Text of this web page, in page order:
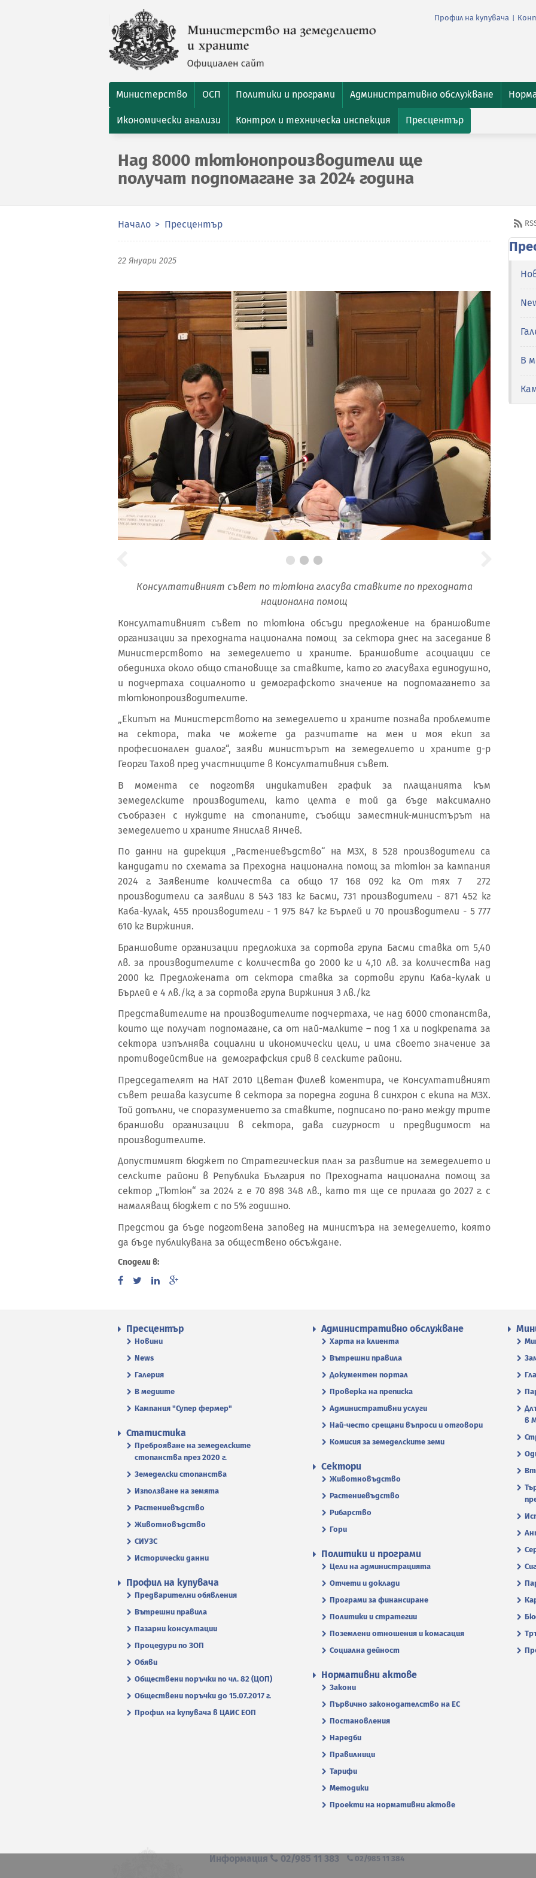
Профил на купувача
Министерство ОСП Политики и програми Административно обслужване
Икономически анализи Контрол и техническа инспекция Пресцентър
Над 8000 тютюнопроизводители ще
получат подпомагане за 2024 година
Начало Пресцентър
22 Януари 2025
Консултативният съвет по тютюна гласува ставките по преходната
национална помощ
Консултативният съвет по тютюна обсъди предложение на браншовите
организации за преходната национална помощ за сектора днес на заседание в
Министерството на земеделието и храните. Браншовите асоциации се
обединиха около общо становище за ставките, като го гласуваха единодушно,
и подчертаха социалното и демографското значение на подпомагането за
тютюнопроизводителите.
„Екипът на Министерството на земеделието и храните познава проблемите
на сектора, така че можете да разчитате на мен и моя екип за
професионален диалог“, заяви министърът на земеделието и храните д-р
Георги Тахов пред участниците в Консултативния съвет.
В момента се подготвя индикативен график за плащанията към
земеделските производители, като целта е той да бъде максимално
съобразен с нуждите на стопаните, съобщи заместник-министърът на
земеделието и храните Янислав Янчев.
По данни на дирекция „Растениевъдство“ на МЗХ, 8 528 производители са
кандидати по схемата за Преходна национална помощ за тютюн за кампания
2024 г. Заявените количества са общо 17 168 092 кг. От тях 7 272
производители са заявили 8 543 183 кг Басми, 731 производители - 871 452 кг
Каба-кулак, 455 производители - 1 975 847 кг Бърлей и 70 производители - 5 777
610 кг Виржиния.
Браншовите организации предложиха за сортова група Басми ставка от 5,40
лв. за производителите с количества до 2000 кг и 4,10 лв. за количества над
2000 кг. Предложената от сектора ставка за сортови групи Каба-кулак и
Бърлей е 4 лв./кг, а за сортова група Виржиния 3 лв./кг.
Представителите на производителите подчертаха, че над 6000 стопанства,
които ще получат подпомагане, са от най-малките – под 1 ха и подкрепата за
сектора изпълнява социални и икономически цели, и има своето значение за
противодействие на демографския срив в селските райони.
Председателят на НАТ 2010 Цветан Филев коментира, че Консултативният
съвет решава казусите в сектора за поредна година в синхрон с екипа на МЗХ.
Той допълни, че споразумението за ставките, подписано по-рано между трите
браншови организации в сектора, дава сигурност и предвидимост на
производителите.
Допустимият бюджет по Стратегическия план за развитие на земеделието и
селските райони в Република България по Преходната национална помощ за
сектор „Тютюн“ за 2024 г. е 70 898 348 лв., като тя ще се прилага до 2027 г. с
намаляващ бюджет с по 5% годишно.
Предстои да бъде подготвена заповед на министъра на земеделието, която
да бъде публикувана за обществено обсъждане.
Сподели в:
В
Пресцентър
Новини
News
Галерия
В медиите
Кампания "Супер фермер"
Административно обслужване
Харта на клиента
Вътрешни правила
Документен портал
Проверка на преписка
Административни услуги
Най-често срещани въпроси и отговори
Комисия за земеделските земи
в
Статистика
Преброяване на земеделските
стопанства през 2020 г.
Земеделски стопанства
Използване на земята
Растениевъдство
Животновъдство
СИУЗС
Исторически данни
Сектори
Животновъдство
Растениевъдство
Рибарство
Гори
Политики и програми
Цели на администрацията
Отчети и доклади
Програми за финансиране
Политики и стратегии
Поземлени отношения и комасация
Социална дейност
Профил на купувача
Предварителни обявления
Вътрешни правила
Пазарни консултации
Процедури по ЗОП
Обяви
Обществени поръчки по чл. 82 (ЦОП)
Обществени поръчки до 15.07.2017 г.
Профил на купувача в ЦАИС ЕОП
Нормативни актове
Закони
Първично законодателство на ЕС
Постановления
Наредби
Правилници
Тарифи
Методики
Проекти на нормативни актове
Информация 02/985 11 383 02/985 11 384